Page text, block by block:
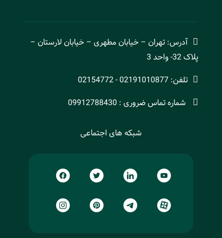
آدرس: تهران – خیابان مطهری – خیابان لارستان –
پلاک 32- واحد 3
تلفن: 02191010877 - 02154772
شماره تماس ضروری : 09912788430
شبکه های اجتماعی